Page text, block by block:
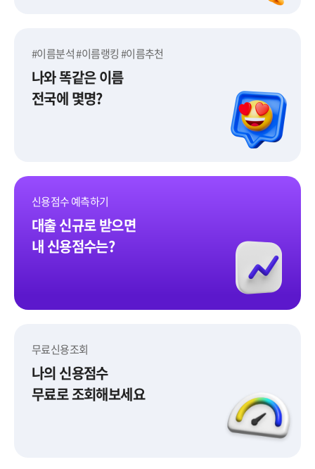
#이름분석 #이름랭킹 #이름추천
나와 똑같은 이름
전국에 몇명?
신용점수 예측하기
대출 신규로 받으면
내 신용점수는?
무료신용조회
나의 신용점수
무료로 조회해보세요